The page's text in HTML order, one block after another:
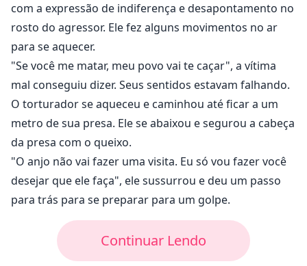
com a expressão de indiferença e desapontamento no
rosto do agressor. Ele fez alguns movimentos no ar
para se aquecer.
"Se você me matar, meu povo vai te caçar", a vítima
mal conseguiu dizer. Seus sentidos estavam falhando.
O torturador se aqueceu e caminhou até ficar a um
metro de sua presa. Ele se abaixou e segurou a cabeça
da presa com o queixo.
"O anjo não vai fazer uma visita. Eu só vou fazer você
desejar que ele faça", ele sussurrou e deu um passo
para trás para se preparar para um golpe.
Continuar Lendo